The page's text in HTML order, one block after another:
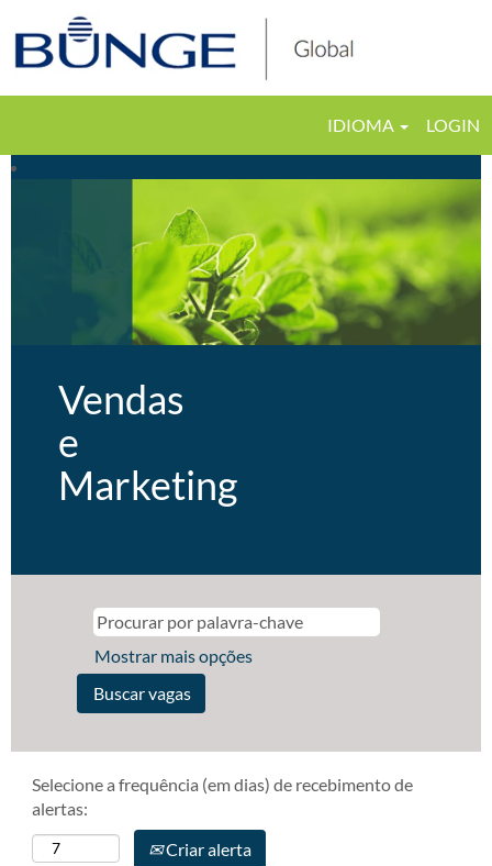
IDIOMA LOGIN
Vendas
Vendas
e
Marketing
Mostrar mais opções
Selecione a frequência (em dias) de recebimento de
alertas:
Criar alerta